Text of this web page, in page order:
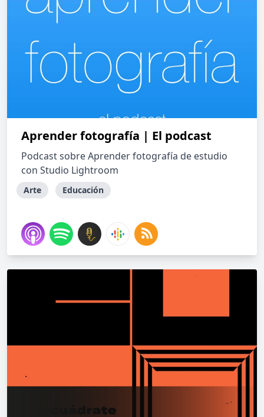
Aprender fotografía | El podcast
Podcast sobre Aprender fotografía de estudio
con Studio Lightroom
Arte Educación